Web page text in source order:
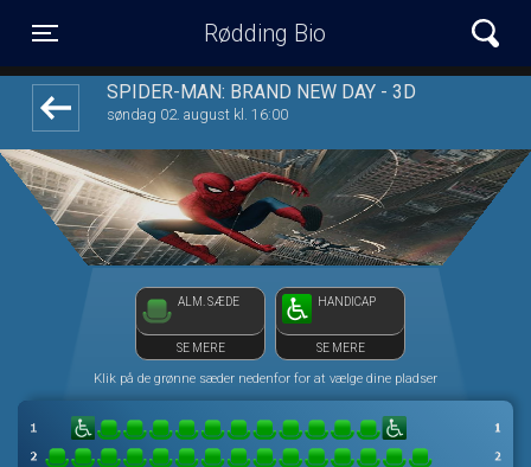
Rødding Bio
SPIDER-MAN: BRAND NEW DAY - 3D
søndag 02. august kl. 16:00
ALM. SÆDE
SE MERE
HANDICAP
SE MERE
Klik på de grønne sæder nedenfor for at vælge dine pladser
1step-front02 123422